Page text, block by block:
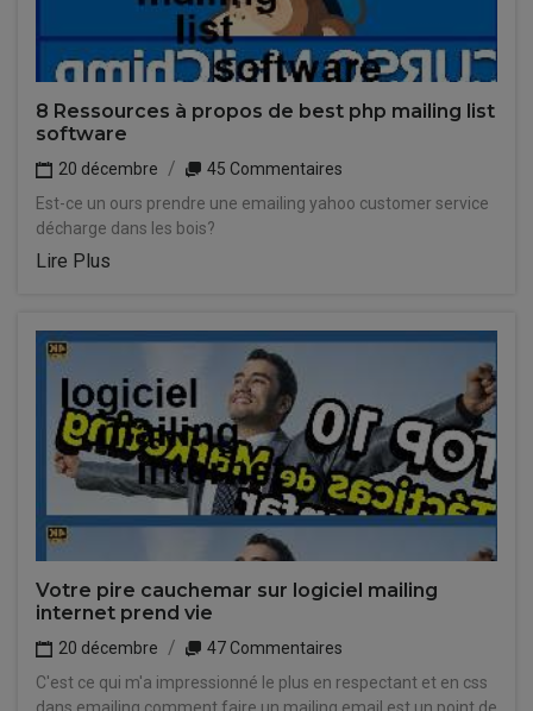
8 Ressources à propos de best php mailing list
software
20 décembre
45 Commentaires
Est-ce un ours prendre une emailing yahoo customer service
décharge dans les bois?
Lire Plus
Votre pire cauchemar sur logiciel mailing
internet prend vie
20 décembre
47 Commentaires
C'est ce qui m'a impressionné le plus en respectant et en css